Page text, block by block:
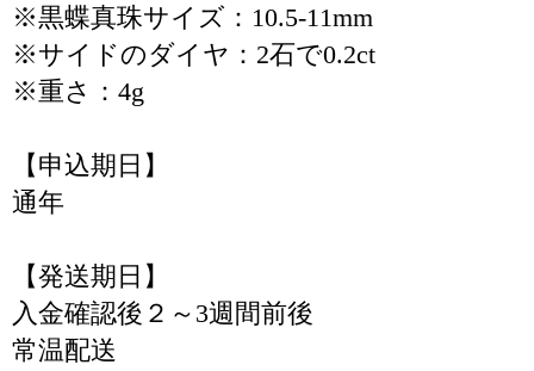
※黒蝶真珠サイズ：10.5-11mm
※サイドのダイヤ：2石で0.2ct
※重さ：4g
【申込期日】
通年
【発送期日】
入金確認後２～3週間前後
常温配送